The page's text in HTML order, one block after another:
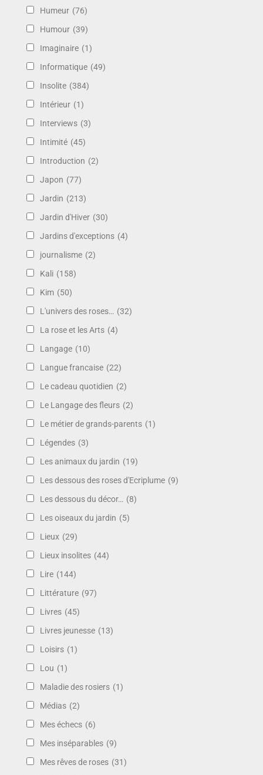
Humeur (76)
Humour (39)
Imaginaire (1)
Informatique (49)
Insolite (384)
Intérieur (1)
Interviews (3)
Intimité (45)
Introduction (2)
Japon (77)
Jardin (213)
Jardin d'Hiver (30)
Jardins d'exceptions (4)
journalisme (2)
Kali (158)
Kim (50)
L'univers des roses… (32)
La rose et les Arts (4)
Langage (10)
Langue francaise (22)
Le cadeau quotidien (2)
Le Langage des fleurs (2)
Le métier de grands-parents (1)
Légendes (3)
Les animaux du jardin (19)
Les dessous des roses d'Ecriplume (9)
Les dessous du décor… (8)
Les oiseaux du jardin (5)
Lieux (29)
Lieux insolites (44)
Lire (144)
Littérature (97)
Livres (45)
Livres jeunesse (13)
Loisirs (1)
Lou (1)
Maladie des rosiers (1)
Médias (2)
Mes échecs (6)
Mes inséparables (9)
Mes rêves de roses (31)